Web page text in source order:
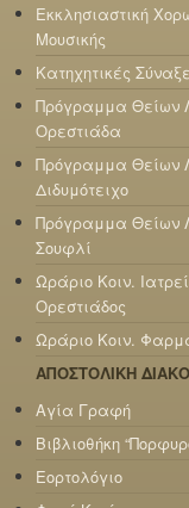
Εκκλησιαστική
Μουσικής
Κατηχητικές
Πρόγραμμα Θείων
Ορεστιάδα
Πρόγραμμα Θείων
Διδυμότειχο
Πρόγραμμα Θείων
Σουφλί
Ωράριο Κοιν.
Ορεστιάδος
Ωράριο Κοιν.
ΑΠΟΣΤΟΛΙΚΗ
Αγία Γραφή
Βιβλιοθήκη
Εορτολόγιο